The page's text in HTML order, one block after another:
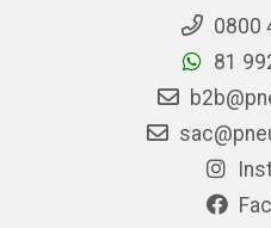
0800
81